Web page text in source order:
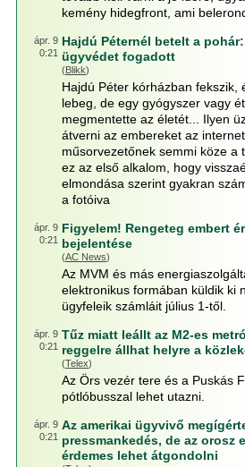
kemény hidegfront, ami
ápr. 9
0:21
Hajdú Péternél betelt a
ügyvédet fogadott
(Blikk)
Hajdú Péter kórházban fekszik,
lebeg, de egy gyógyszer vagy
megmentette az életét... Ilyen
átverni az embereket az
műsorvezetőnek semmi köze a
ez az első alkalom, hogy
elmondása szerint gyakran
a fotóiva
ápr. 9
0:21
Figyelem! Rengeteg embert
bejelentése
(AC News)
Az MVM és más
elektronikus formában küldik ki
ügyfeleik számláit július 1-től.
ápr. 9
0:21
Tűz miatt leállt az M2-es
reggelre állhat helyre a
(Telex)
Az Örs vezér tere és a Puskás
pótlóbusszal lehet utazni.
ápr. 9
0:21
Az amerikai ügyvivő
pressmankedés, de az orosz
érdemes lehet átgondolni